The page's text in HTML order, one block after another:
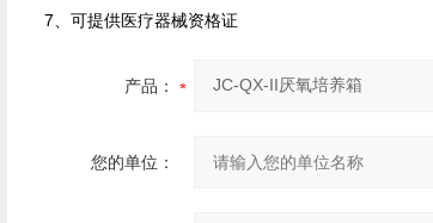
7、可提供医疗器械资格证
产品：
您的单位：